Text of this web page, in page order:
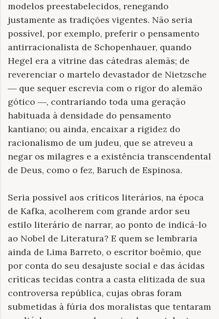
modelos preestabelecidos, renegando
justamente as tradições vigentes. Não seria
possível, por exemplo, preferir o pensamento
antirracionalista de Schopenhauer, quando
Hegel era a vitrine das cátedras alemãs; de
reverenciar o martelo devastador de Nietzsche
— que sequer escrevia com o rigor do alemão
gótico —, contrariando toda uma geração
habituada à densidade do pensamento
kantiano; ou ainda, encaixar a rigidez do
racionalismo de um judeu, que se atreveu a
negar os milagres e a existência transcendental
de Deus, como o fez, Baruch de Espinosa.
Seria possível aos críticos literários, na época
de Kafka, acolherem com grande ardor seu
estilo literário de narrar, ao ponto de indicá-lo
ao Nobel de Literatura? E quem se lembraria
ainda de Lima Barreto, o escritor boêmio, que
por conta do seu desajuste social e das ácidas
críticas tecidas contra a casta elitizada de sua
controversa república, cujas obras foram
submetidas à fúria dos moralistas que tentaram